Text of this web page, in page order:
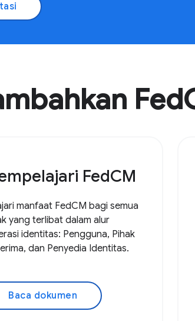
FedCM
manfaat FedCM bagi semua
yang terlibat dalam alur
identitas: Pengguna, Pihak
dan Penyedia Identitas.
Baca dokumen